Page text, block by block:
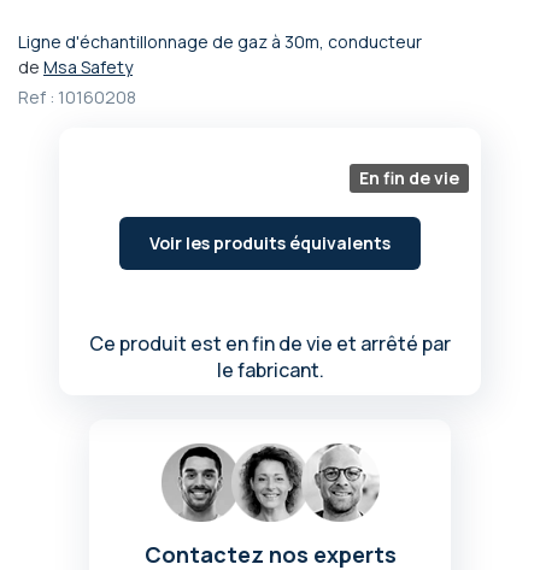
Ligne d'échantillonnage de gaz à 30m, conducteur
de Msa Safety
Ref : 10160208
En fin de vie
Voir les produits équivalents
Ce produit est en fin de vie et arrêté par
le fabricant.
Passer
au
début
Contactez nos experts